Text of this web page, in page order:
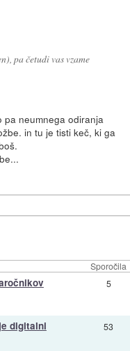
pa četudi vas vzame
pa neumnega odiranja
in tu je tisti keč, ki ga
Sporočila
5
digitalni 53